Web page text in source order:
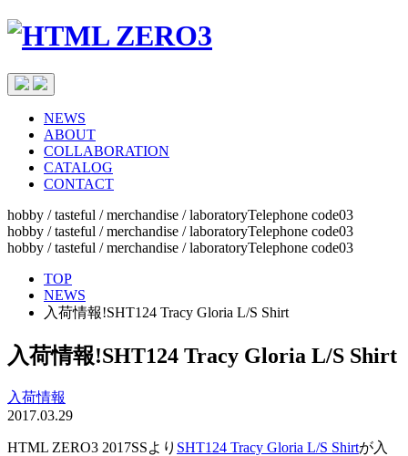
NEWS
ABOUT
COLLABORATION
CATALOG
CONTACT
hobby / tasteful / merchandise / laboratoryTelephone code03
hobby / tasteful / merchandise / laboratoryTelephone code03
hobby / tasteful / merchandise / laboratoryTelephone code03
TOP
NEWS
入荷情報!SHT124 Tracy Gloria L/S Shirt
入荷情報!SHT124 Tracy Gloria L/S Shirt
入荷情報
2017.03.29
HTML ZERO3 2017SSより SHT124 Tracy Gloria L/S Shirtが入